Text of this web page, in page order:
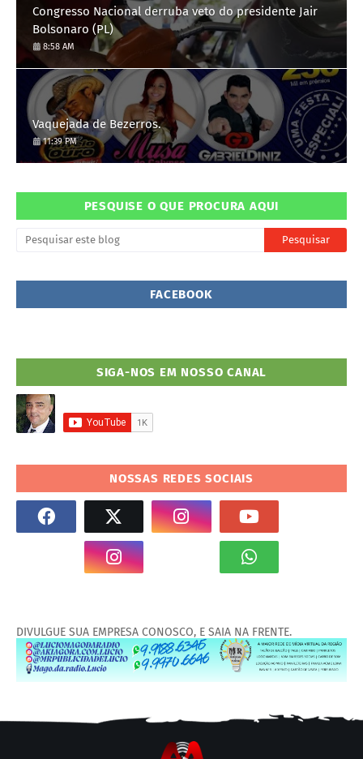
Congresso Nacional derruba veto do presidente Jair
Bolsonaro (PL)
8:58 AM
Vaquejada de Bezerros.
11:39 PM
PESQUISE O QUE PROCURA AQUI
FACEBOOK
SIGA-NOS EM NOSSO CANAL
NOSSAS REDES SOCIAIS
DIVULGUE SUA EMPRESA CONOSCO, E SAIA NA FRENTE.